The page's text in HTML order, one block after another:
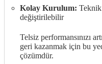
Kolay Kurulum:
değiştirilebilir
Telsiz performansınızı
geri kazanmak için bu
çözümdür.